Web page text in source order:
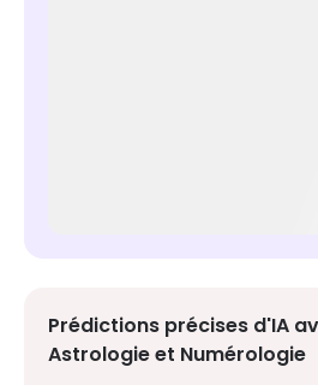
Prédictions précises d'IA
Astrologie et Numérologie